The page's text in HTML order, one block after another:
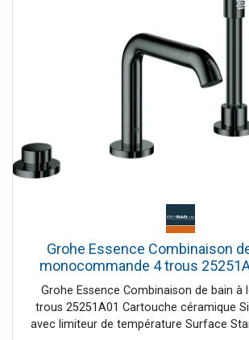
Grohe Essence Combinaison
monocommande 4 trous
dur
Grohe Essence Combinaison de bain à
trous 25251A01 Cartouche céramique
avec limiteur de température Surface